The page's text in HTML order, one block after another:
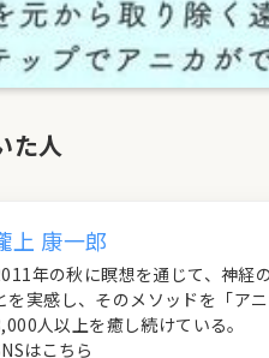
た人
上 康一郎
年の秋に瞑想を通じて、神経
を実感し、そのメソッドを「ア
人以上を癒し続けている。
はこちら